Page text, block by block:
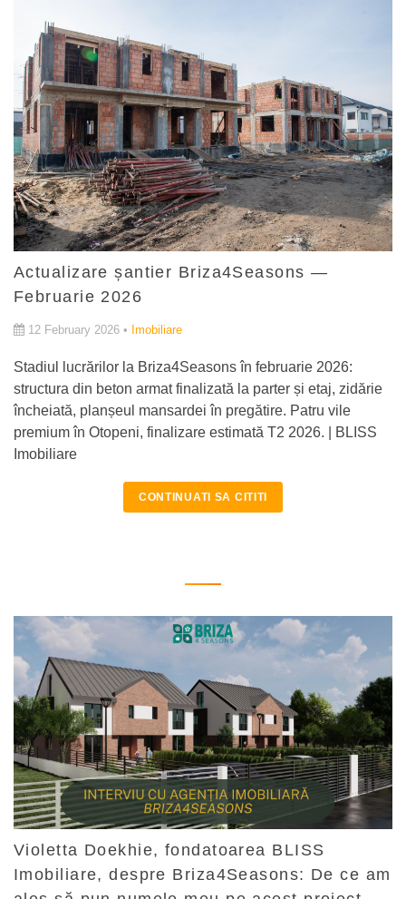
Actualizare șantier Briza4Seasons —
Februarie 2026
12 February 2026 • Imobiliare
Stadiul lucrărilor la Briza4Seasons în februarie 2026:
structura din beton armat finalizată la parter și etaj, zidărie
încheiată, planșeul mansardei în pregătire. Patru vile
premium în Otopeni, finalizare estimată T2 2026. | BLISS
Imobiliare
CONTINUATI SA CITITI
Violetta Doekhie, fondatoarea BLISS
Imobiliare, despre Briza4Seasons: De ce am